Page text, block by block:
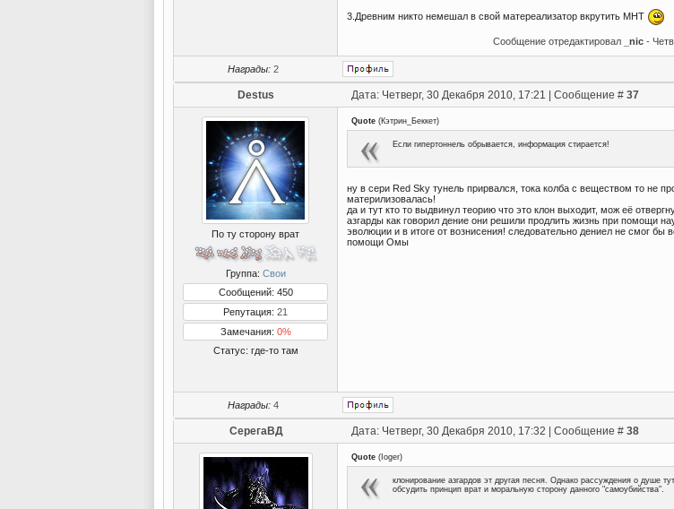
3.Древним никто немешал в свой матереализатор вкрутить МНТ
Сообщение отредактировал _nic -
Награды: 2
Destus Дата: Четверг, 30 Декабря 2010, 17:21 | Сообщение # 37
По ту сторону врат
Группа: Свои
Сообщений: 450
Репутация: 21
Замечания: 0%
Статус: где-то там
Quote (Кэтрин_Беккет)
Если гипертоннель обрывается, информация стирается!
ну в сери Red Sky тунель прирвался, тока колба с веществом то не
материлизовалась!
да и тут кто то выдвинул теорию что это клон выходит, мож её
азгарды как говорил дение они решили продлить жизнь при помощи
эволюции и в итоге от вознисения! следовательно дениел не смог бы
помощи Омы
Награды: 4
СерегаВД Дата: Четверг, 30 Декабря 2010, 17:32 | Сообщение # 38
Quote ( Ioger)
клонирование азгардов эт другая песня. Однако рассуждения о душе
обсудить принцип врат и моральную сторону данного "самоубийства".